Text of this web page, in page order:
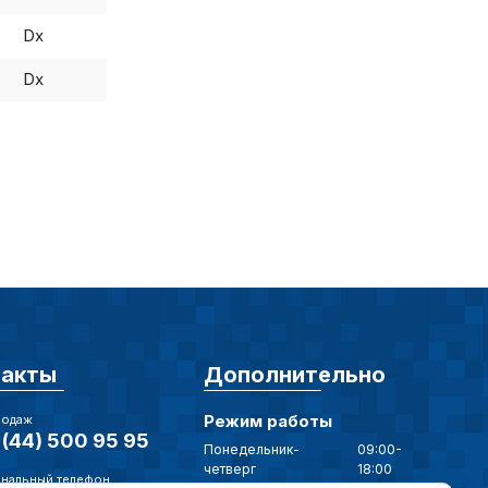
Dx
Dx
500 95 95
телефон
Дополнительно
Режим работы
Понедельник-
четверг
09:00-
18:00
cookie-файлы